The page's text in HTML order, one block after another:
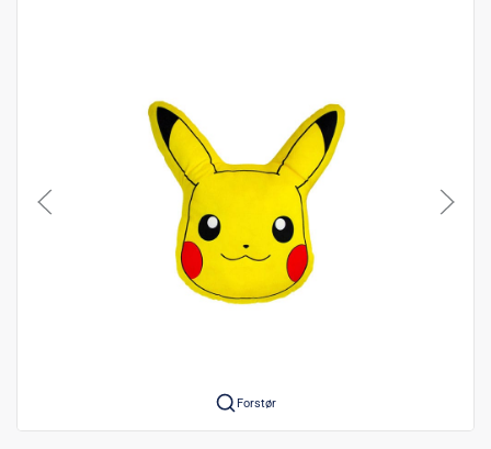
Forstør